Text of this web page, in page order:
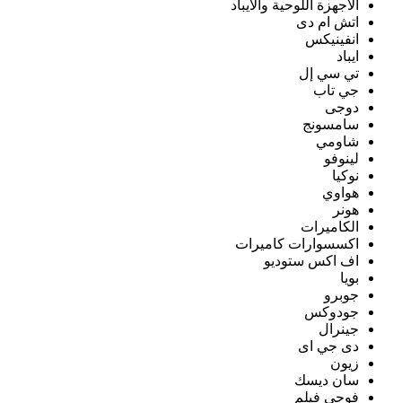
الأجهزة اللوحية والآيباد
اتش ام دى
انفينيكس
ايباد
تي سي إل
جي تاب
دوجى
سامسونج
شاومي
لينوفو
نوكيا
هواوي
هونر
الكاميرات
اكسسوارات كاميرات
اف اكس ستوديو
بويا
جوبرو
جودوكس
جينرال
دى جي اى
زيون
سان ديسك
فوجى فيلم